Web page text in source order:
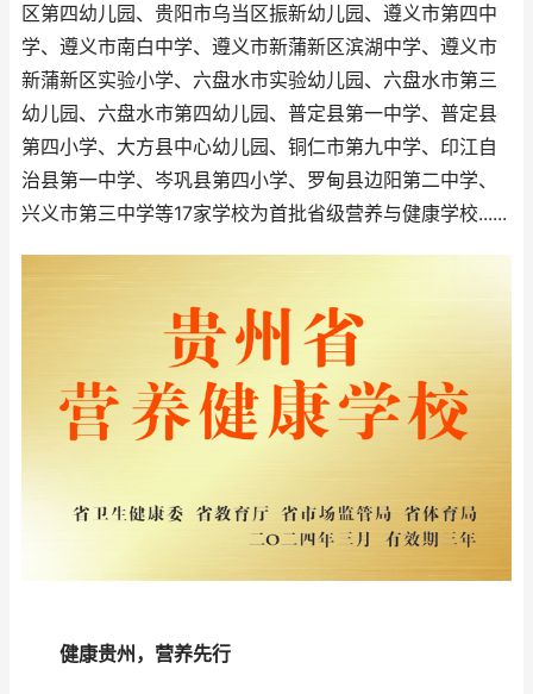
区第四幼儿园、贵阳市乌当区振新幼儿园、遵义市第四中
学、遵义市南白中学、遵义市新蒲新区滨湖中学、遵义市
新蒲新区实验小学、六盘水市实验幼儿园、六盘水市第三
幼儿园、六盘水市第四幼儿园、普定县第一中学、普定县
第四小学、大方县中心幼儿园、铜仁市第九中学、印江自
治县第一中学、岑巩县第四小学、罗甸县边阳第二中学、
兴义市第三中学等17家学校为首批省级营养与健康学校......
健康贵州，营养先行